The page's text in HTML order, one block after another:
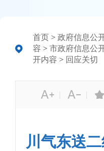
首页 > 政府信息公
容 > 市政府信息公
开内容 > 回应关切
| |
川气东送